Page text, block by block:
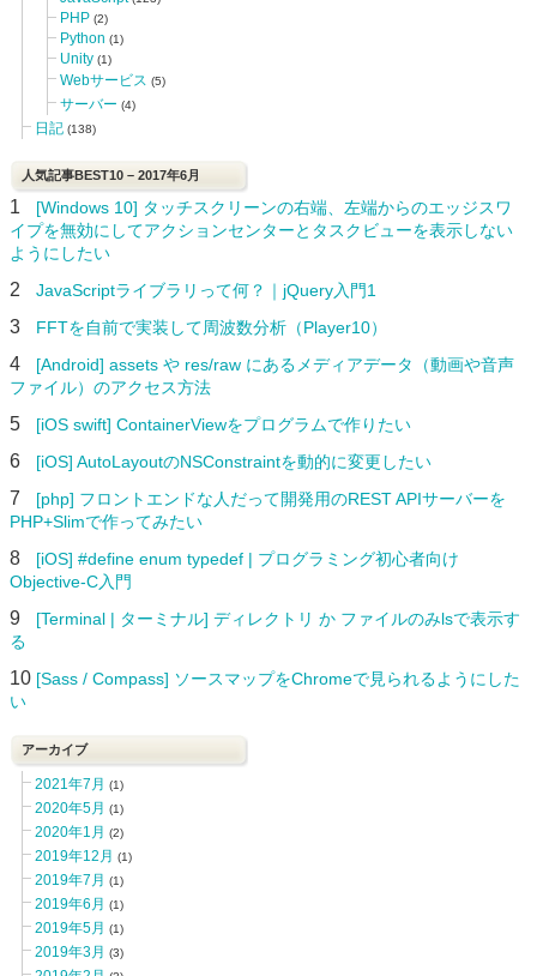
PHP (2)
Python (1)
Unity (1)
Webサービス (5)
サーバー (4)
日記 (138)
人気記事BEST10 – 2017年6月
1
[Windows 10] タッチスクリーンの右端、左端からのエッジスワ
イプを無効にしてアクションセンターとタスクビューを表示しない
ようにしたい
2 JavaScriptライブラリって何？｜jQuery入門1
3 FFTを自前で実装して周波数分析（Player10）
4
[Android] assets や res/raw にあるメディアデータ（動画や音声
ファイル）のアクセス方法
5 [iOS swift] ContainerViewをプログラムで作りたい
6 [iOS] AutoLayoutのNSConstraintを動的に変更したい
7
[php] フロントエンドな人だって開発用のREST APIサーバーを
PHP+Slimで作ってみたい
8
[iOS] #define enum typedef | プログラミング初心者向け
Objective-C入門
9
[Terminal | ターミナル] ディレクトリ か ファイルのみlsで表示す
る
10 [Sass / Compass] ソースマップをChromeで見られるようにした
い
アーカイブ
2021年7月 (1)
2020年5月 (1)
2020年1月 (2)
2019年12月 (1)
2019年7月 (1)
2019年6月 (1)
2019年5月 (1)
2019年3月 (3)